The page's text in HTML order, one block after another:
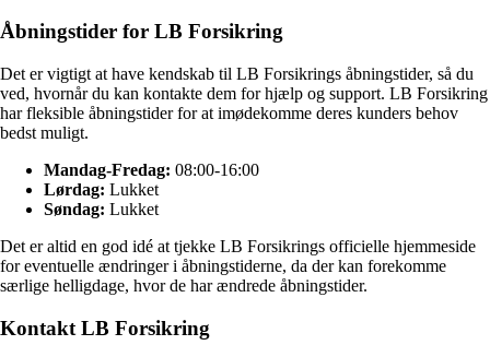
Åbningstider for LB Forsikring
Det er vigtigt at have kendskab til LB Forsikrings åbningstider, så du
ved, hvornår du kan kontakte dem for hjælp og support. LB Forsikring
har fleksible åbningstider for at imødekomme deres kunders behov
bedst muligt.
Mandag-Fredag: 08:00-16:00
Lørdag: Lukket
Søndag: Lukket
Det er altid en god idé at tjekke LB Forsikrings officielle hjemmeside
for eventuelle ændringer i åbningstiderne, da der kan forekomme
særlige helligdage, hvor de har ændrede åbningstider.
Kontakt LB Forsikring